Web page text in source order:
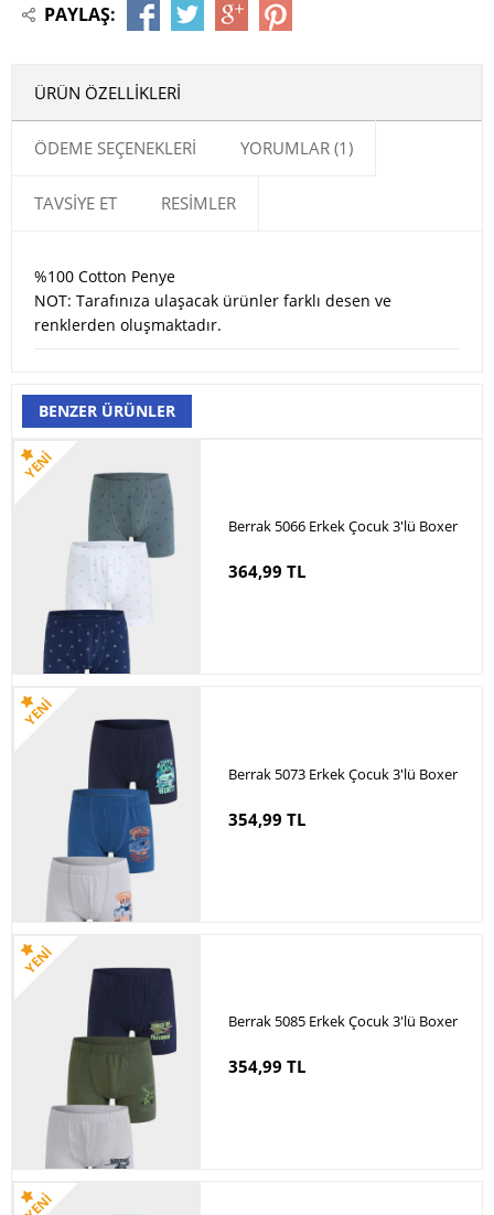
PAYLAŞ:
ÜRÜN ÖZELLIKLERI
ÖDEME SEÇENEKLERI YORUMLAR (1)
TAVSIYE ET RESIMLER
%100 Cotton Penye
NOT: Tarafınıza ulaşacak ürünler farklı desen ve
renklerden oluşmaktadır.
BENZER ÜRÜNLER
Berrak 5066 Erkek Çocuk 3'lü Boxer
364,99 TL
Berrak 5073 Erkek Çocuk 3'lü Boxer
354,99 TL
Berrak 5085 Erkek Çocuk 3'lü Boxer
354,99 TL